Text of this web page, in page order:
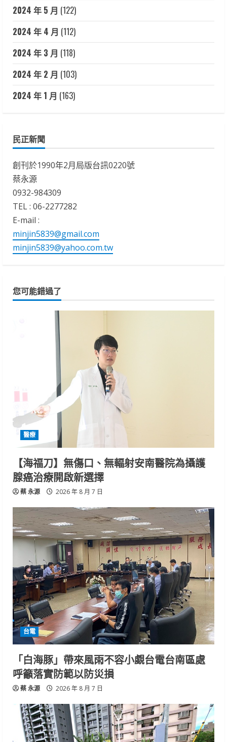
2024 年 5 月 (122)
2024 年 4 月 (112)
2024 年 3 月 (118)
2024 年 2 月 (103)
2024 年 1 月 (163)
民正新聞
創刊於1990年2月局版台訊0220號
蔡永源
0932-984309
TEL : 06-2277282
E-mail :
minjin5839@gmail.com
minjin5839@yahoo.com.tw
您可能錯過了
醫療
【海福刀】無傷口、無輻射安南醫院為攝護
腺癌治療開啟新選擇
蔡 永源 2026 年 8 月 7 日
台電
「白海豚」帶來風雨不容小覷台電台南區處
呼籲落實防範以防災損
蔡 永源 2026 年 8 月 7 日